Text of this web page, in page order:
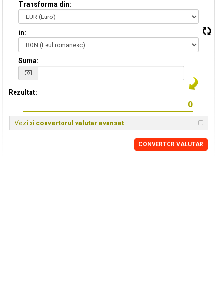
Transforma din:
in:
Suma:
Rezultat:
Vezi si convertorul valutar avansat
CONVERTOR VALUTAR